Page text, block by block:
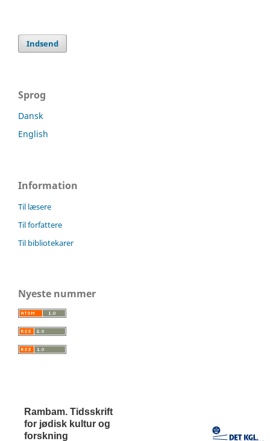
Indsend
Sprog
Dansk
English
Information
Til læsere
Til forfattere
Til bibliotekarer
Nyeste nummer
Rambam. Tidsskrift
for jødisk kultur og
forskning